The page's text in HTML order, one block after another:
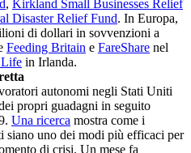
, Kirkland Small Businesses Relief
Disaster Relief Fund. In Europa,
di dollari in sovvenzioni a
Feeding Britain e FareShare nel
in Irlanda.
autonomi negli Stati Uniti
propri guadagni in seguito
Una ricerca mostra come i
siano uno dei modi più efficaci per
di crisi. Un mese fa